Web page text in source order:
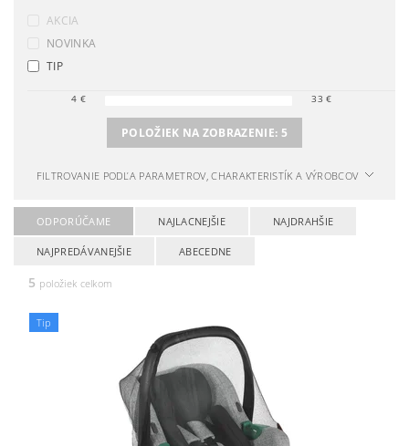
AKCIA
NOVINKA
TIP
4 € 33 €
POLOŽIEK NA ZOBRAZENIE: 5
FILTROVANIE PODĽA PARAMETROV, CHARAKTERISTÍK A VÝROBCOV
ODPORÚČAME NAJLACNEJŠIE NAJDRAHŠIE
NAJPREDÁVANEJŠIE ABECEDNE
5 položiek celkom
Tip